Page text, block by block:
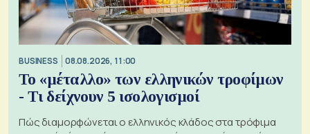
BUSINESS 08.08.2026, 11:00
Το «μέταλλο» των ελληνικών τροφίμων
- Τι δείχνουν 5 ισολογισμοί
Πώς διαμορφώνεται ο ελληνικός κλάδος στα τρόφιμα